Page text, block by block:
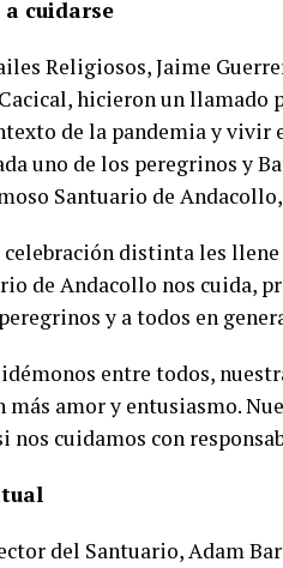
cuidarse
Religiosos, Jaime
hicieron un
de la pandemia y vivir
uno de los peregrinos y
Santuario de Andacollo,
celebración distinta les
de Andacollo nos cuida,
y a todos en
entre todos,
más amor y entusiasmo.
nos cuidamos con
del Santuario, Adam